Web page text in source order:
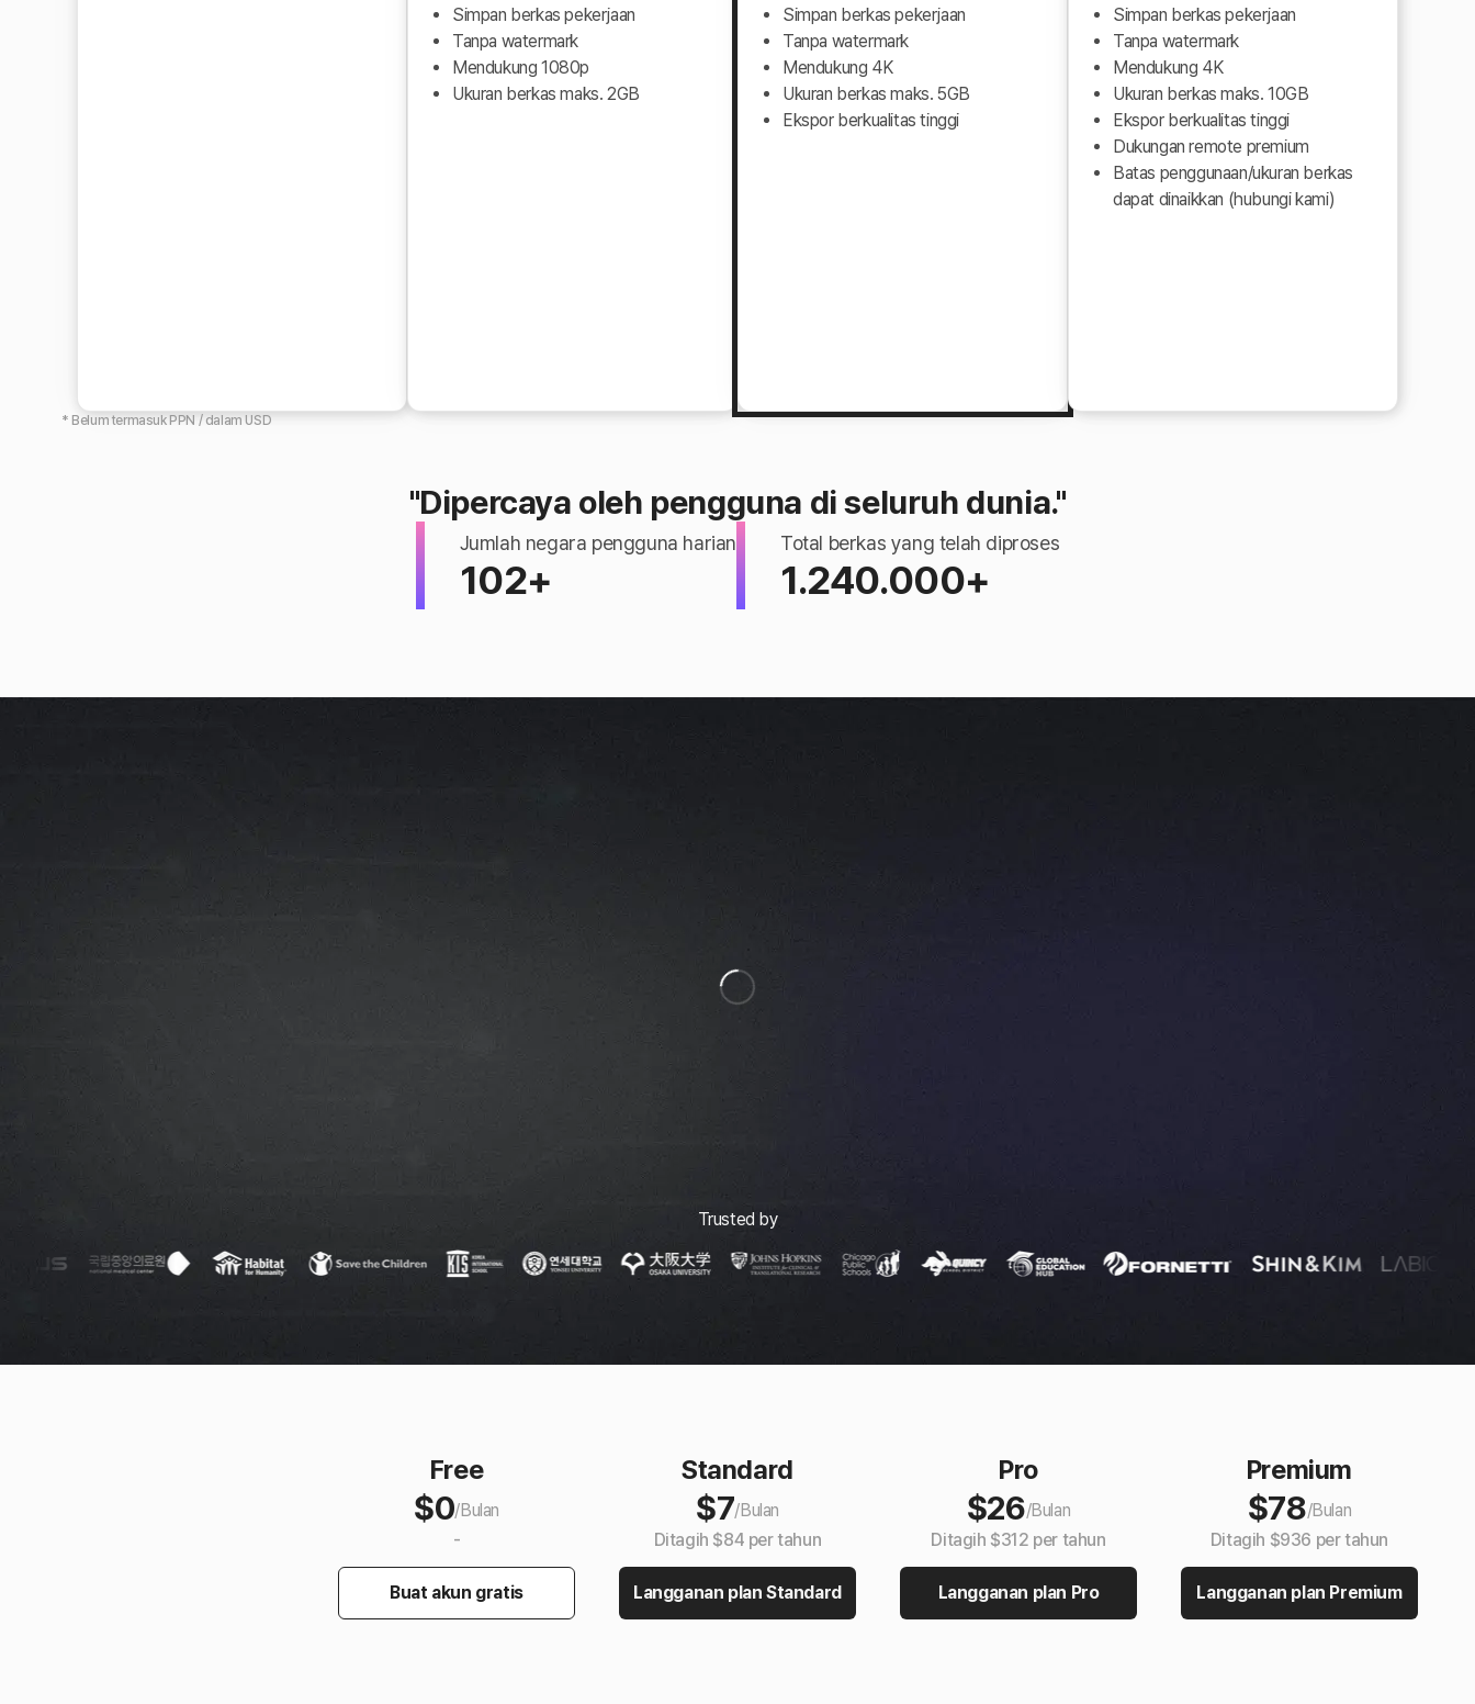
Simpan berkas pekerjaan
Tanpa watermark
Mendukung 1080p
Ukuran berkas maks. 2GB
Simpan berkas pekerjaan
Tanpa watermark
Mendukung 4K
Ukuran berkas maks. 5GB
Ekspor berkualitas tinggi
Simpan berkas pekerjaan
Tanpa watermark
Mendukung 4K
Ukuran berkas maks. 10GB
Ekspor berkualitas tinggi
Dukungan remote premium
Batas penggunaan/ukuran berkas
dapat dinaikkan (hubungi kami)
* Belum termasuk PPN / dalam USD
"Dipercaya oleh pengguna di seluruh dunia."
Jumlah negara pengguna harian
102+
Total berkas yang telah diproses
1.240.000+
Trusted by
Free
$0/Bulan
-
Buat akun gratis
Standard
$7/Bulan
Ditagih $84 per tahun
Langganan plan Standard
Pro
$26/Bulan
Ditagih $312 per tahun
Langganan plan Pro
Premium
$78/Bulan
Ditagih $936 per tahun
Langganan plan Premium